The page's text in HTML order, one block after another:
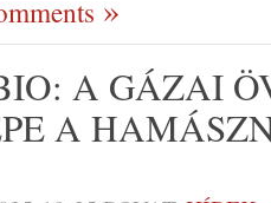
A GÁZAI
A